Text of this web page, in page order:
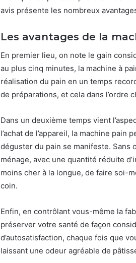
avis présente les nombreux
Les avantages de la
En premier lieu, on note le gain
au plus cinq minutes, la machine à
réalisation du pain en un temps
de préparations, et cela dans l’ordre
Dans un deuxième temps vient
l’achat de l’appareil, la machine pain
déguster du pain se manifeste.
ménage, avec une quantité réduite
moins cher à la longue, de faire soi-
coin.
Enfin, en contrôlant vous-même la
préserver votre santé de façon
d’autosatisfaction, chaque fois que
laissant une odeur agréable de